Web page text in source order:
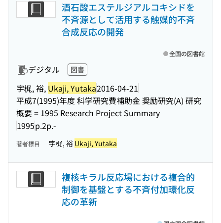
酒石酸エステルジアルコキシドを
不斉源として活用する触媒的不斉
合成反応の開発
デジタル 図書
宇梶, 裕, Ukaji, Yutaka2016-04-21
平成7(1995)年度 科学研究費補助金 奨励研究(A) 研究
概要 = 1995 Research Project Summary
1995p.2p.-
全国の図書館
著者標目 宇梶, 裕 Ukaji, Yutaka
複核キラル反応場における複合的
制御を基盤とする不斉付加環化反
応の革新